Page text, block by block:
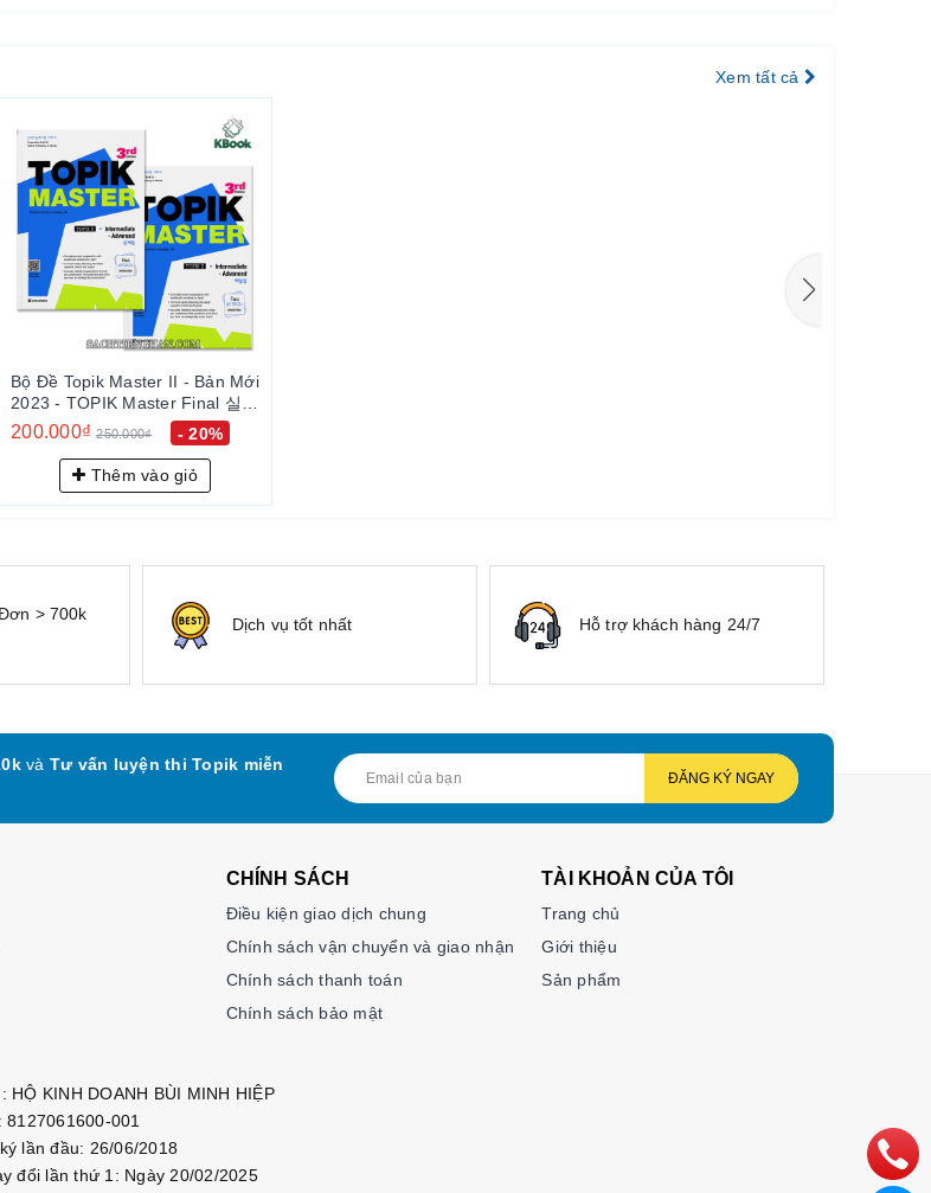
Xem tất cả
- 20%
Bộ Đề Topik Master II - Bản Mới
2023 - TOPIK Master Final 실전
모의고사 2
200.000₫ 250.000₫
Thêm vào giỏ
> 700k
Dịch vụ tốt nhất Hỗ trợ khách hàng 24/7
và Tư vấn luyện thi Topik miễn
ĐĂNG KÝ NGAY
CHÍNH SÁCH
Điều kiện giao dịch chung
Chính sách vận chuyển và giao nhận
Chính sách thanh toán
Chính sách bảo mật
TÀI KHOẢN CỦA TÔI
Trang chủ
Giới thiệu
Sản phẩm
HỘ KINH DOANH BÙI MINH HIỆP
8127061600-001
lần đầu: 26/06/2018
đổi lần thứ 1: Ngày 20/02/2025